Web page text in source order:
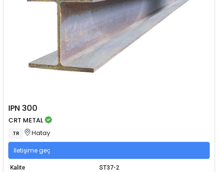
IPN 300
CRT METAL
TR Hatay
İletişime geç
Kalite
ST37-2